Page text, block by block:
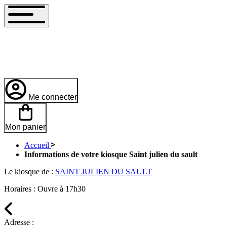
Me connecter
Mon panier
Accueil
Informations de votre kiosque Saint julien du sault
Le kiosque de : SAINT JULIEN DU SAULT
Horaires : Ouvre à 17h30
Adresse :